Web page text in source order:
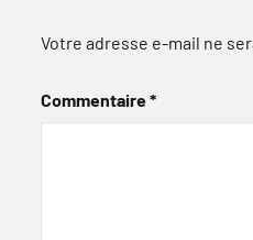
Votre adresse e-mail ne
Commentaire*